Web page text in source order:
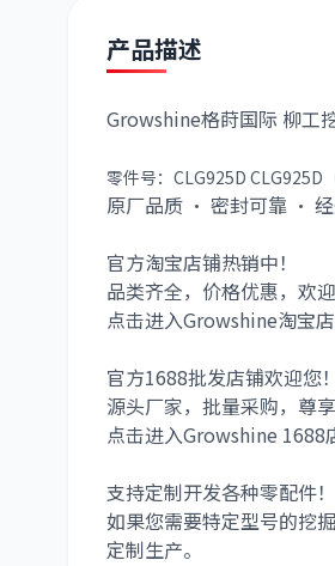
产品描述
Growshine格莳国际 柳工
零件号： CLG925D CLG925D
原厂品质 · 密封可靠 ·
官方淘宝店铺热销中！
品类齐全，价格优惠，欢迎
点击进入Growshine淘宝
官方1688批发店铺欢迎您！
源头厂家，批量采购，尊享
点击进入Growshine 1688
支持定制开发各种零配件！
如果您需要特定型号的挖
定制生产。